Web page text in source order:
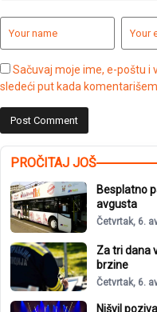
Sačuvaj moje ime, e-poštu i
sledeći put kada komentarišem.
PROČITAJ JOŠ
Besplatno
avgusta
Četvrtak, 6.
Za tri dana
brzine
Četvrtak, 6.
Nišvil